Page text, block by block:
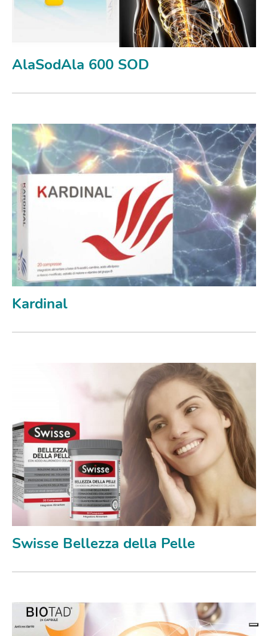
AlaSodAla 600 SOD
Kardinal
Swisse Bellezza della Pelle